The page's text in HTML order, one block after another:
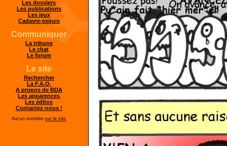
Les dossiers
Les publications
Les jeux
Cadavre-exquis
Communiquer
La tribune
Le chat
Le forum
Le site
Rechercher
La F.A.Q.
A propos de BDA
Les apparences
Les éditos
Contactez-nous !
Aucun membresur le site